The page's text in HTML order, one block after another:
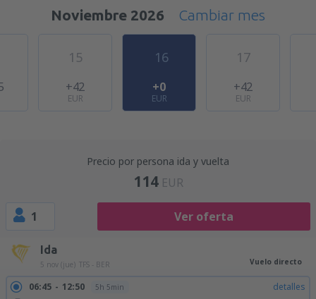
Noviembre 2026
Cambiar mes
15
+42
EUR
16
+0
EUR
17
+42
EUR
Precio por persona ida y vuelta
114 EUR
1 Ver oferta
Ida
5 nov (jue) TFS - BER Vuelo directo
06:45 12:50 5h 5min detalles